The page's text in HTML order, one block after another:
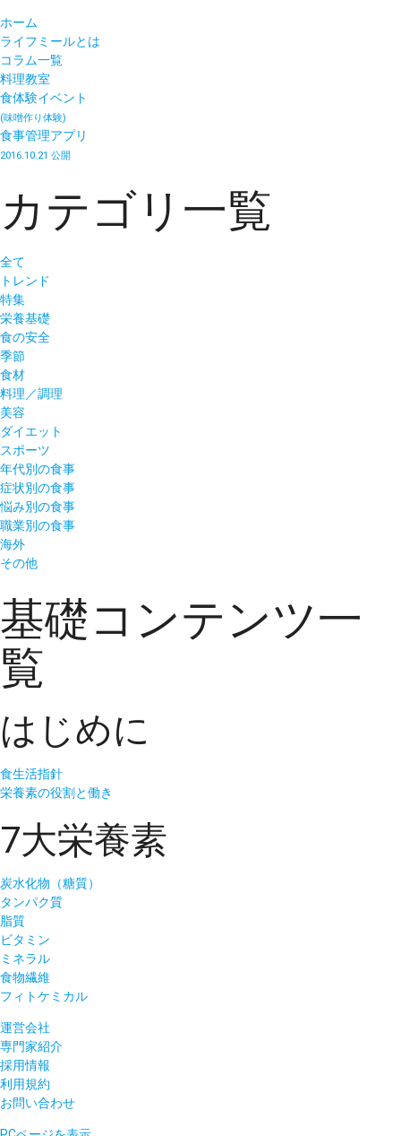
ホーム
ライフミールとは
コラム一覧
料理教室
食体験イベント
(味噌作り体験)
食事管理アプリ
2016.10.21 公開
カテゴリ一覧
全て
トレンド
特集
栄養基礎
食の安全
季節
食材
料理／調理
美容
ダイエット
スポーツ
年代別の食事
症状別の食事
悩み別の食事
職業別の食事
海外
その他
基礎コンテンツ一
覧
はじめに
食生活指針
栄養素の役割と働き
7大栄養素
炭水化物（糖質）
タンパク質
脂質
ビタミン
ミネラル
食物繊維
フィトケミカル
運営会社
専門家紹介
採用情報
利用規約
お問い合わせ